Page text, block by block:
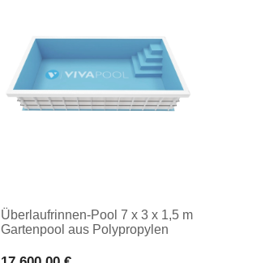
Überlaufrinnen-Pool 7 x 3 x 1,5 m
Gartenpool aus Polypropylen